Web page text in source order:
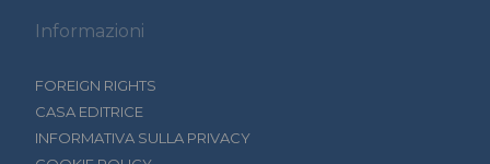
Informazioni
FOREIGN RIGHTS
CASA EDITRICE
INFORMATIVA SULLA PRIVACY